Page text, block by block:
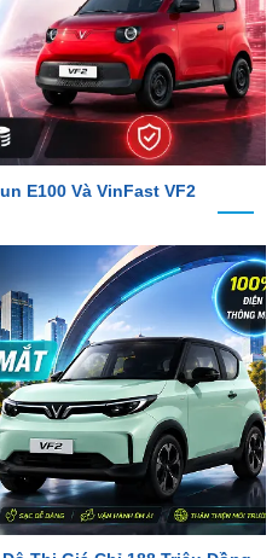
E100 Và VinFast VF2
Thị Giá Chỉ 188 Triệu Đồng